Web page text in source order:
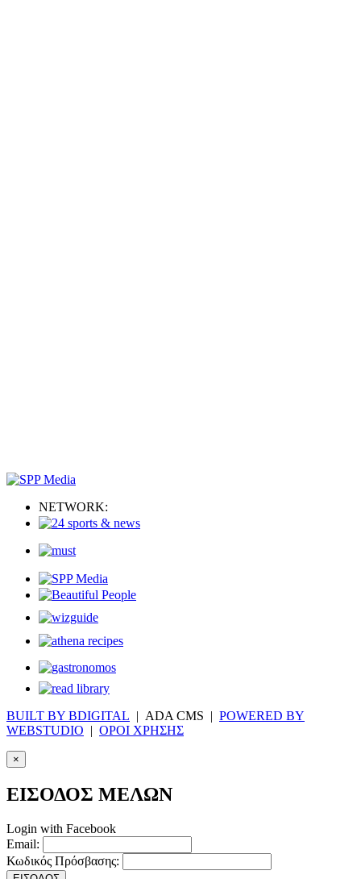
NETWORK:
BUILT BY BDIGITAL | ADA CMS | POWERED BY
WEBSTUDIO | ΟΡΟΙ ΧΡΗΣΗΣ
×
ΕΙΣΟΔΟΣ ΜΕΛΩΝ
Login with Facebook
Email:
Κωδικός Πρόσβασης: